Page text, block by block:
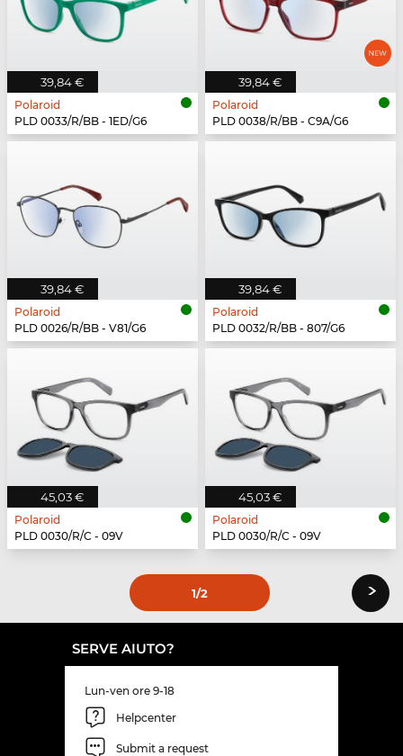
39,84 €
Polaroid
PLD 0033/R/BB - 1ED/G6
39,84 €
Polaroid
PLD 0038/R/BB - C9A/G6
39,84 €
Polaroid
PLD 0026/R/BB - V81/G6
39,84 €
Polaroid
PLD 0032/R/BB - 807/G6
45,03 €
Polaroid
PLD 0030/R/C - 09V
45,03 €
Polaroid
PLD 0030/R/C - 09V
1/2 ›
SERVE AIUTO?
Lun-ven ore 9-18
Helpcenter
Submit a request